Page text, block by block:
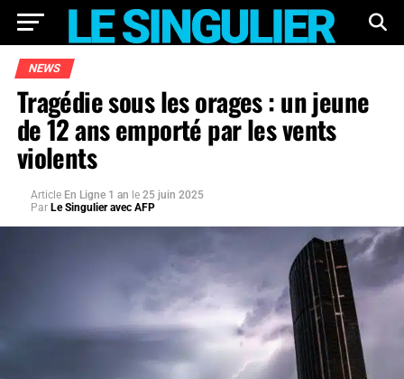
NEWS
Tragédie sous les orages : un jeune
de 12 ans emporté par les vents
violents
Article En Ligne 1 an le 25 juin 2025
Par Le Singulier avec AFP